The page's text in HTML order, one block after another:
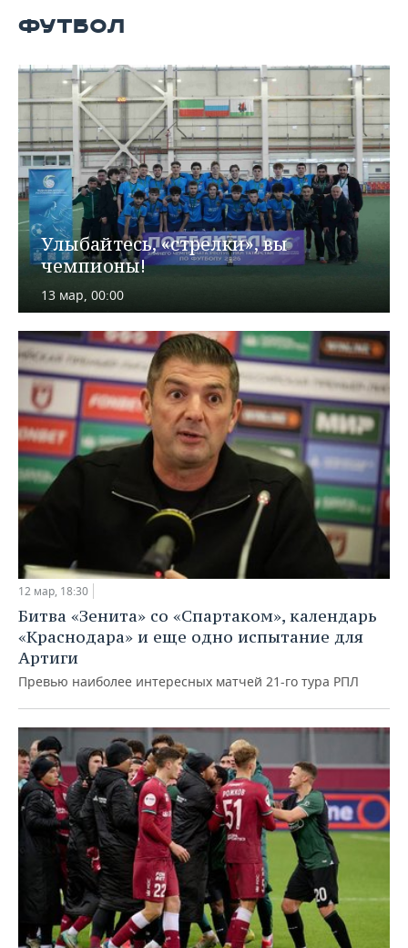
ВОЛЕЙБОЛ
КИБЕРСПОРТ
ФИГУРНОЕ КАТАНИЕ
ВОДНЫЕ ВИДЫ СПОРТА
ХОККЕЙ С МЯЧОМ
ИСТОРИЯ
КУЛЬТУРА
МЕДИЦИНА
ОБРАЗОВАНИЕ
ПРОИСШЕСТВИЯ
СПИСОК ПЕРСОН
СПИСОК КОМПАНИЙ
ПОЛНАЯ ВЕРСИЯ
ФУТБОЛ
Улыбайтесь, «стрелки», вы
чемпионы!
13 мар, 00:00
12 мар, 18:30
Битва «Зенита» со «Спартаком», календарь
«Краснодара» и еще одно испытание для
Артиги
Превью наиболее интересных матчей 21-го тура РПЛ